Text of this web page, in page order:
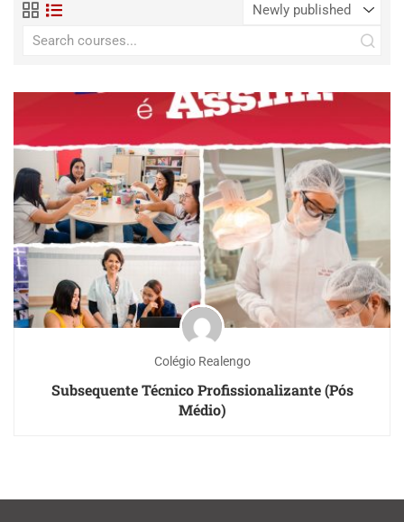
Colégio Realengo
Subsequente Técnico Profissionalizante (Pós
Médio)